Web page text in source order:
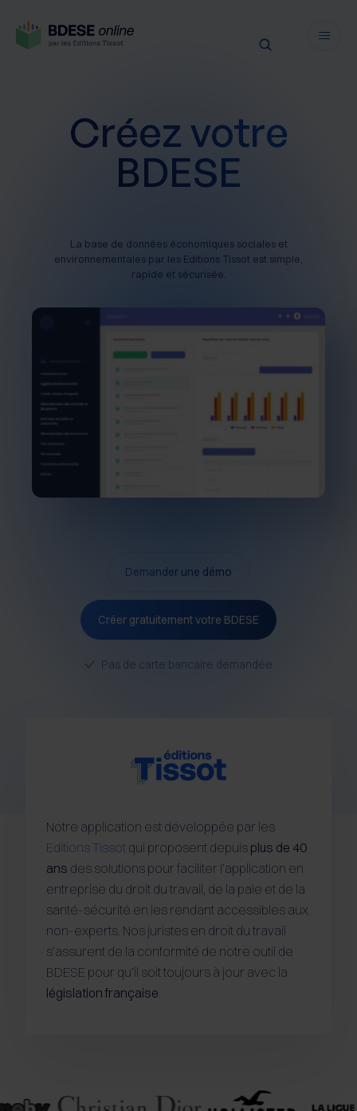
Sécurité
Actualités juridiques
Nos webinaires
Nos accompagnements
Créez votre
BDESE
La base de données économiques sociales et
environnementales par les Editions Tissot est simple,
rapide et sécurisée.
Demander une démo
Créer gratuitement votre BDESE
Pas de carte bancaire demandée
Notre application est développée par les
Editions Tissot qui proposent depuis plus de 40
ans des solutions pour faciliter l’application en
entreprise du droit du travail, de la paie et de la
santé-sécurité en les rendant accessibles aux
non-experts. Nos juristes en droit du travail
s’assurent de la conformité de notre outil de
BDESE pour qu’il soit toujours à jour avec la
législation française